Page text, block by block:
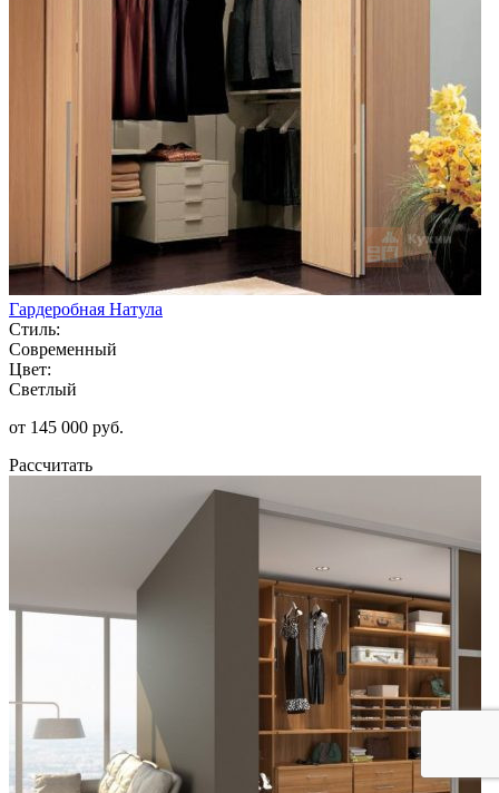
Гардеробная Натула
Стиль:
Современный
Цвет:
Светлый
от 145 000 руб.
Рассчитать